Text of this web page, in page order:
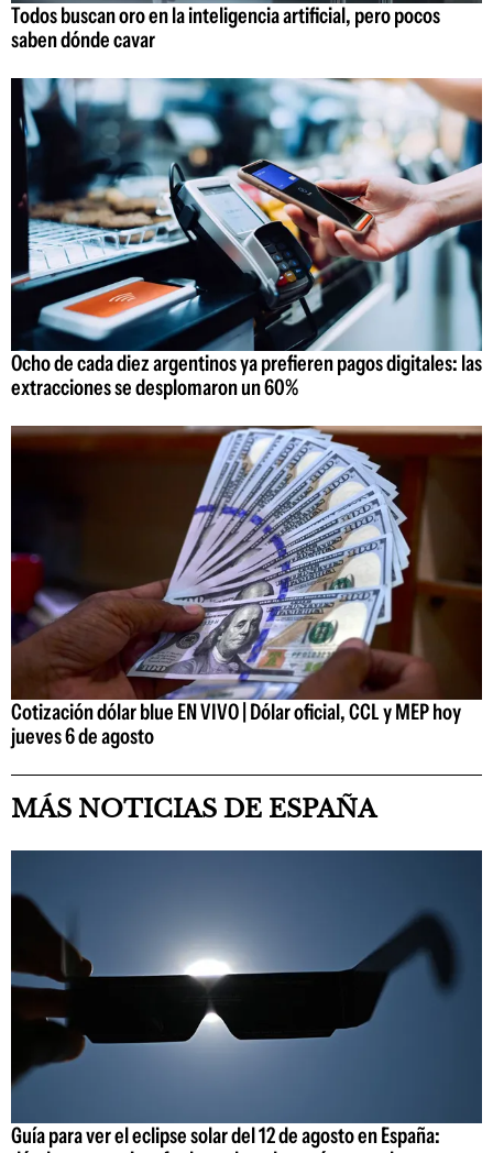
Todos buscan oro en la inteligencia artificial, pero pocos
saben dónde cavar
Ocho de cada diez argentinos ya prefieren pagos digitales: las
extracciones se desplomaron un 60%
Cotización dólar blue EN VIVO | Dólar oficial, CCL y MEP hoy
jueves 6 de agosto
MÁS NOTICIAS DE ESPAÑA
Guía para ver el eclipse solar del 12 de agosto en España: